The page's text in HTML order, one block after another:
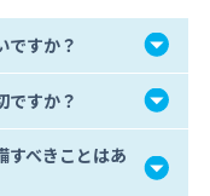
ですか？
ですか？
すべきことはあ